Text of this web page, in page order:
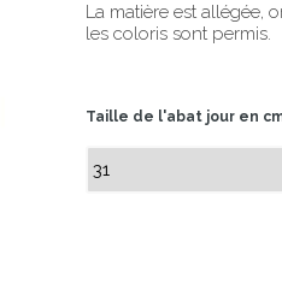
La matière est allégée,
les coloris sont permis.
Taille de l'abat jour en